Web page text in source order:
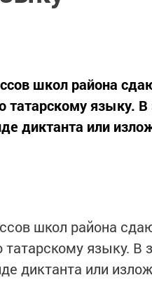
школ района
татарскому языку. В
диктанта или
школ района
языку. В
диктанта или